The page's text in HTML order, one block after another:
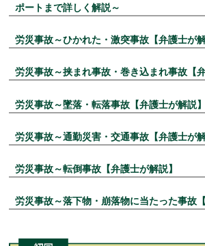
ポートまで詳しく解説～
労災事故～ひかれた・激突事故【弁護士が解
労災事故～挟まれ事故・巻き込まれ事故【弁
労災事故～墜落・転落事故【弁護士が解説】
労災事故～通勤災害・交通事故【弁護士が解
労災事故～転倒事故【弁護士が解説】
労災事故～落下物・崩落物に当たった事故